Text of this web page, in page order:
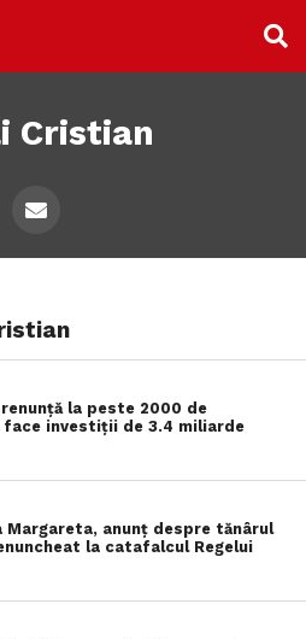
Cristian
la peste 2000 de
face investiții de 3.4 miliarde
Margareta, anunț despre tănârul
la catafalcul Regelui